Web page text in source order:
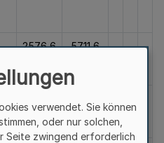
2576,6 5711,6
verwendet. Sie können
oder nur solchen,
Seite zwingend erforderlich